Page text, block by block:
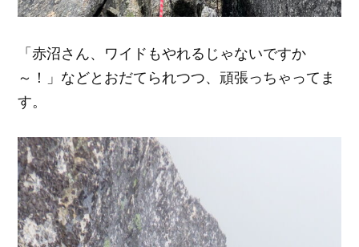
「赤沼さん、ワイドもやれるじゃないですか
～！」などとおだてられつつ、頑張っちゃってま
す。